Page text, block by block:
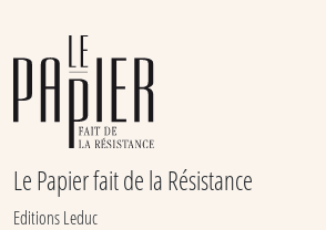
Le Papier fait de la Résistance
Editions Leduc